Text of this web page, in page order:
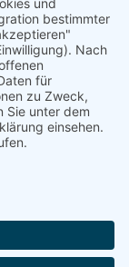
– Umwelt –
Region Bayern
der direkte
Ihrer
gerne für